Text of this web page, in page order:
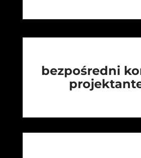
bezpośredni